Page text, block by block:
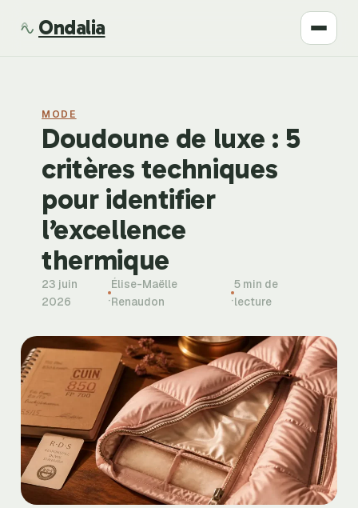
Ondalia
Beauté
Développement
Mode
Bien-être
MODE
Doudoune de luxe : 5
critères techniques
pour identifier
l’excellence
thermique
23 juin
2026
·
Élise-Maëlle
Renaudon
·
5 min de
lecture